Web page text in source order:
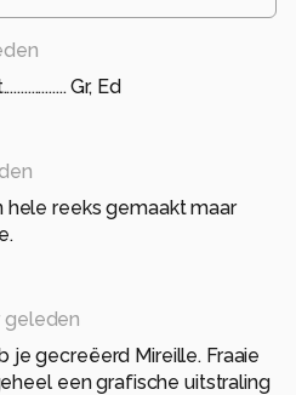
Gr, Ed
hele reeks gemaakt maar
geleden
je gecreëerd Mireille. Fraaie
een grafische uitstraling